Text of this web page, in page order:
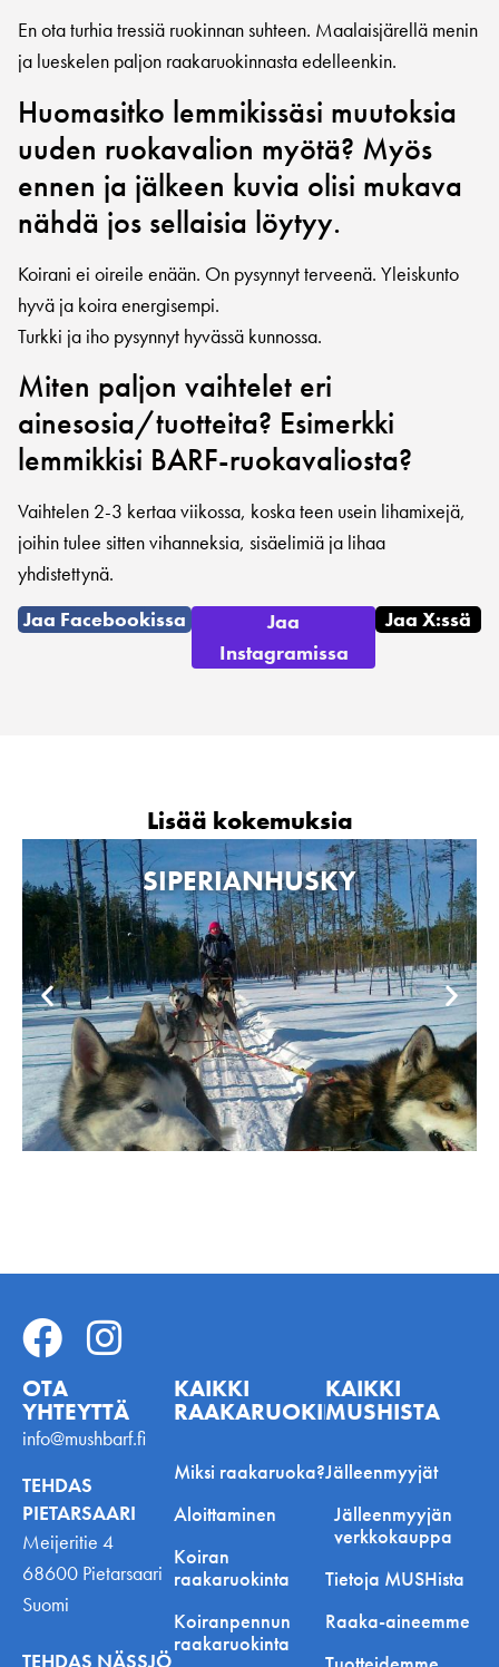
En ota turhia tressiä ruokinnan suhteen. Maalaisjärellä menin
ja lueskelen paljon raakaruokinnasta edelleenkin.
Huomasitko lemmikissäsi muutoksia
uuden ruokavalion myötä? Myös
ennen ja jälkeen kuvia olisi mukava
nähdä jos sellaisia löytyy.
Koirani ei oireile enään. On pysynnyt terveenä. Yleiskunto
hyvä ja koira energisempi.
Turkki ja iho pysynnyt hyvässä kunnossa.
Miten paljon vaihtelet eri
ainesosia/tuotteita? Esimerkki
lemmikkisi BARF-ruokavaliosta?
Vaihtelen 2-3 kertaa viikossa, koska teen usein lihamixejä,
joihin tulee sitten vihanneksia, sisäelimiä ja lihaa
yhdistettynä.
Jaa Facebookissa
Jaa
Instagramissa
Jaa X:ssä
Lisää kokemuksia
SIPERIANHUSKY
OTA
YHTEYTTÄ
info@mushbarf.fi
TEHDAS
PIETARSAARI
Meijeritie 4
68600 Pietarsaari
Suomi
TEHDAS NÄSSJÖ
KAIKKI
RAAKARUOKINNASTA
Miksi raakaruoka?
Aloittaminen
Koiran
raakaruokinta
Koiranpennun
raakaruokinta
KAIKKI
MUSHISTA
Jälleenmyyjät
Jälleenmyyjän
verkkokauppa
Tietoja MUSHista
Raaka-aineemme